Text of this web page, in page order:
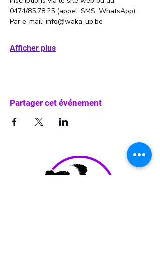
0474/85.78.25 (appel, SMS, WhatsApp).
Par e-mail: info@waka-up.be
Afficher plus
Partager cet événement